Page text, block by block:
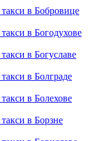
в Бобровице
в Богодухове
в Богуславе
в Болграде
в Болехове
в Борзне